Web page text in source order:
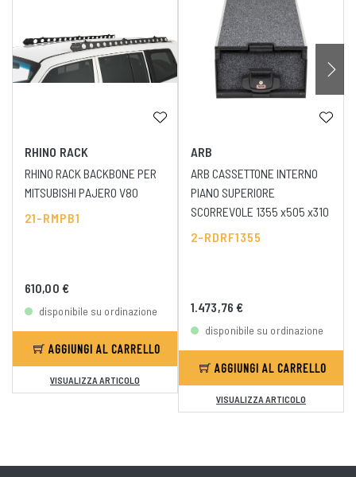
RHINO RACK
RHINO RACK BACKBONE PER
MITSUBISHI PAJERO V80
21-RMPB1
610,00 €
disponibile su ordinazione
AGGIUNGI AL CARRELLO
VISUALIZZA ARTICOLO
ARB
ARB CASSETTONE INTERNO
PIANO SUPERIORE
SCORREVOLE 1355 x505 x310
2-RDRF1355
1.473,76 €
disponibile su ordinazione
AGGIUNGI AL CARRELLO
VISUALIZZA ARTICOLO